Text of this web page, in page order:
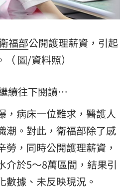
福部公開護理薪資，引起
圖/資料照）
續往下閱讀…
，病床一位難求，醫護人
潮。對此，衛福部除了感
勞，同時公開護理薪資，
介於5～8萬區間，結果引
數據、未反映現況。